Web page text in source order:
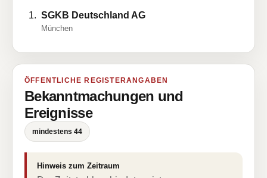
SGKB Deutschland AG
München
ÖFFENTLICHE REGISTERANGABEN
Bekanntmachungen und
Ereignisse
mindestens 44
Hinweis zum Zeitraum